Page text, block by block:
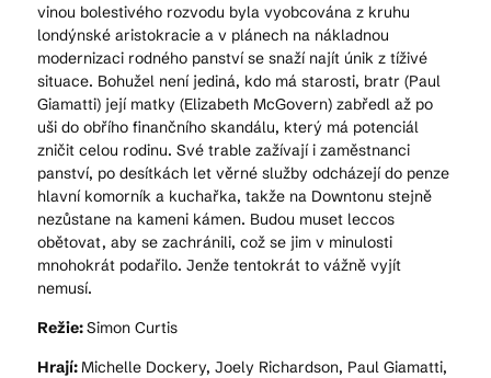
vinou bolestivého rozvodu byla vyobcována z kruhu
londýnské aristokracie a v plánech na nákladnou
modernizaci rodného panství se snaží najít únik z tíživé
situace. Bohužel není jediná, kdo má starosti, bratr (Paul
Giamatti) její matky (Elizabeth McGovern) zabředl až po
uši do obřího finančního skandálu, který má potenciál
zničit celou rodinu. Své trable zažívají i zaměstnanci
panství, po desítkách let věrné služby odcházejí do penze
hlavní komorník a kuchařka, takže na Downtonu stejně
nezůstane na kameni kámen. Budou muset leccos
obětovat, aby se zachránili, což se jim v minulosti
mnohokrát podařilo. Jenže tentokrát to vážně vyjít
nemusí.
Režie:Simon Curtis
Hrají:Michelle Dockery, Joely Richardson, Paul Giamatti,